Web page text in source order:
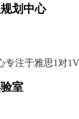
划中心
专注于雅思1对
室